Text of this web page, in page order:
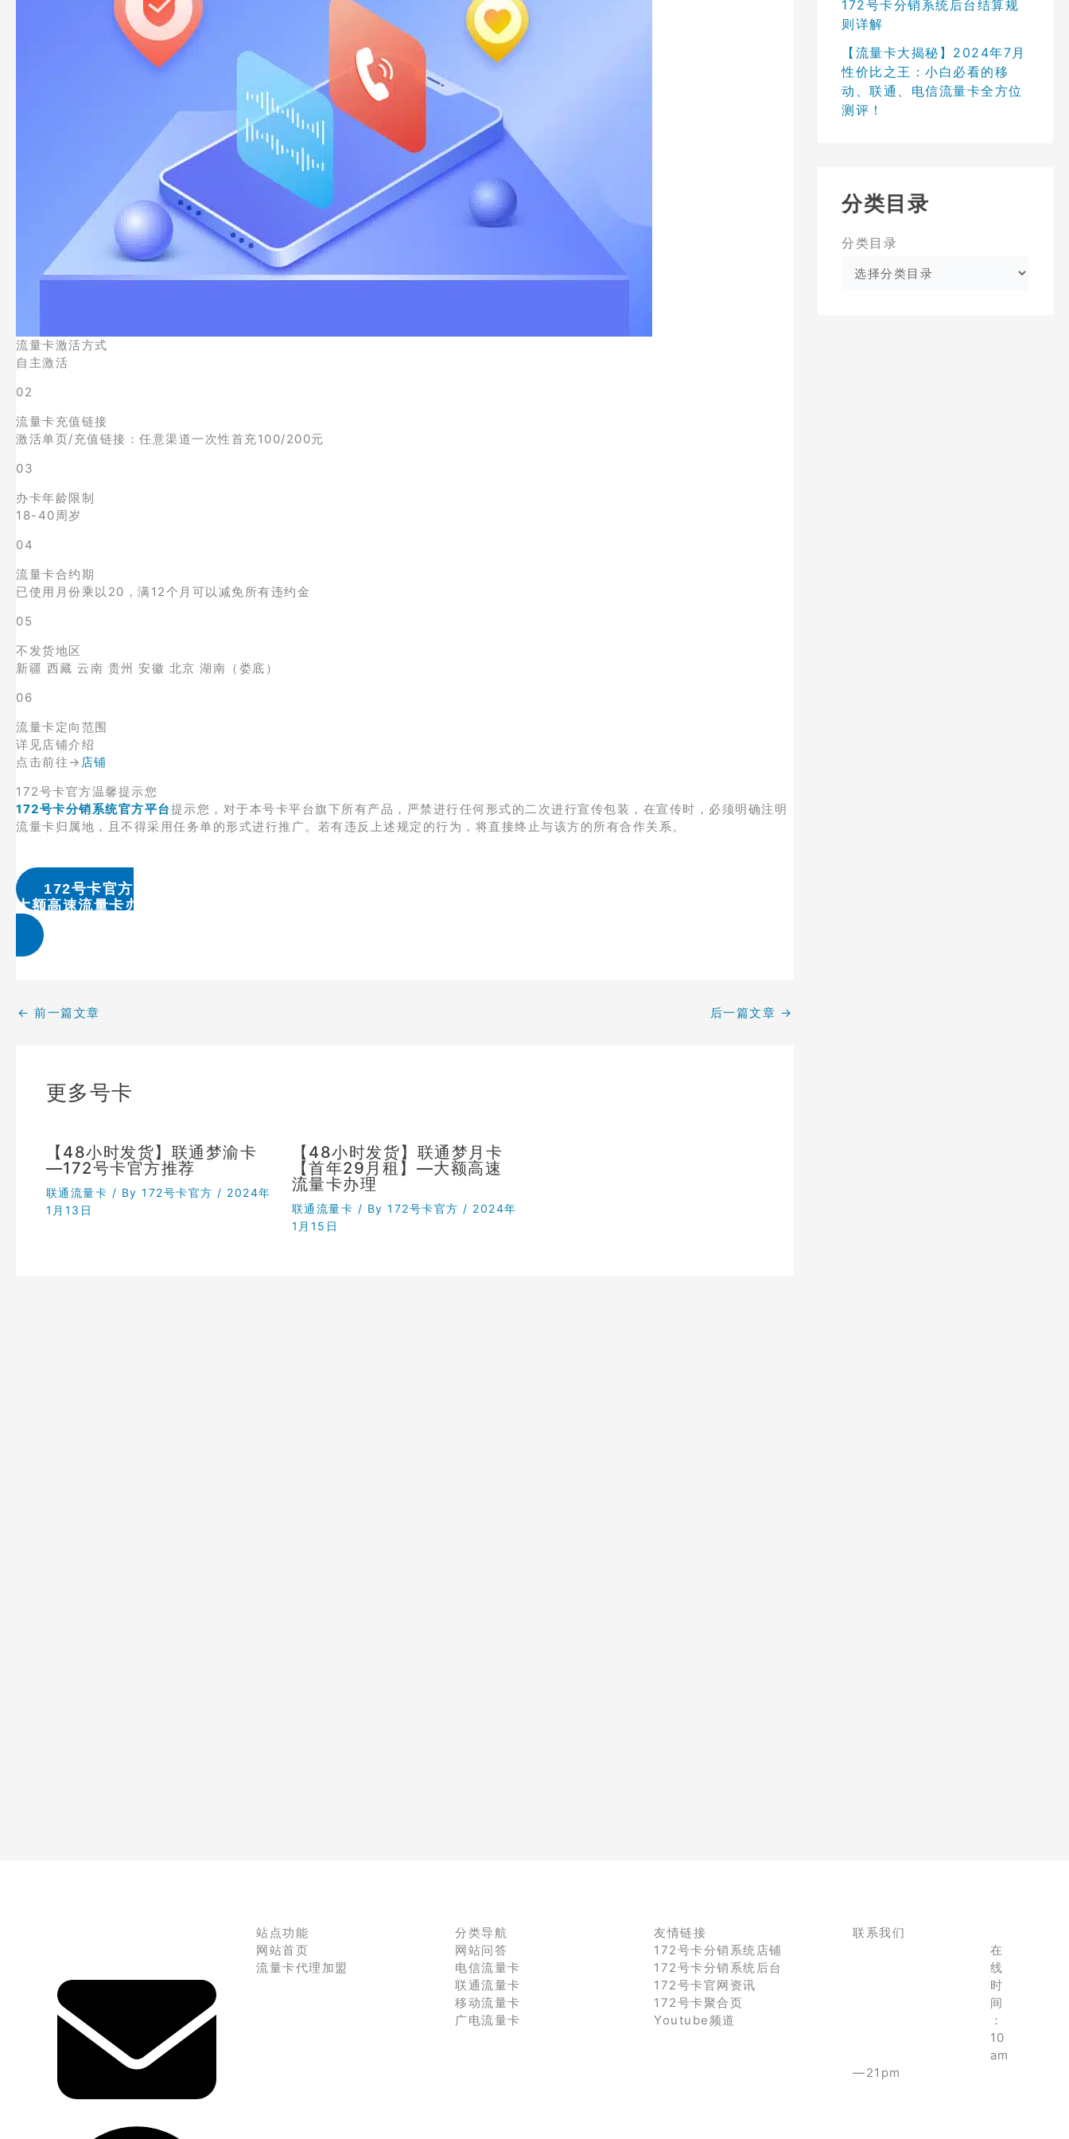
流量卡激活方式
自主激活
02
流量卡充值链接
激活单页/充值链接：任意渠道一次性首充100/200元
03
办卡年龄限制
18-40周岁
04
流量卡合约期
已使用月份乘以20，满12个月可以减免所有违约金
05
不发货地区
新疆 西藏 云南 贵州 安徽 北京 湖南（娄底）
06
流量卡定向范围
详见店铺介绍
点击前往→ 店铺
172号卡官方温馨提示您
172号卡分销系统官方平台提示您，对于本号卡平台旗下所有产品，严禁进行任何形式的二次进行宣传包装，在宣传时，必须明确注明
流量卡归属地，且不得采用任务单的形式进行推广。若有违反上述规定的行为，将直接终止与该方的所有合作关系。
172号卡官方
大额高速流量卡办理 & 流量卡代理加盟
← 前一篇文章 后一篇文章 →
更多号卡
【48小时发货】联通梦渝卡
—172号卡官方推荐
联通流量卡 / By 172号卡官方 / 2024年
1月13日
【48小时发货】联通梦月卡
【首年29月租】—大额高速
流量卡办理
联通流量卡 / By172号卡官方 / 2024年
1月15日
172号卡分销系统后台结算规
则详解
【流量卡大揭秘】2024年7月
性价比之王：小白必看的移
动、联通、电信流量卡全方位
测评！
分类目录
分类目录
站点功能
网站首页
流量卡代理加盟
分类导航
网站问答
电信流量卡
联通流量卡
移动流量卡
广电流量卡
友情链接
172号卡分销系统店铺
172号卡分销系统后台
172号卡官网资讯
172号卡聚合页
Youtube频道
联系我们
在
线
时
间
：
10
am
—21pm